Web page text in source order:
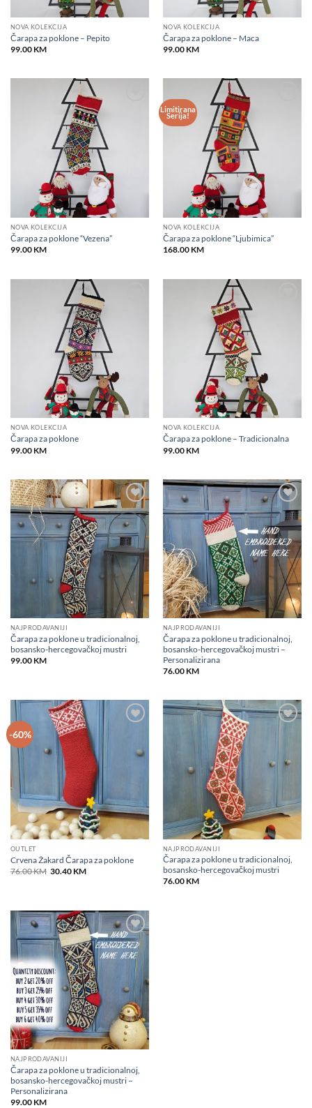
NOVA KOLEKCIJA
Čarapa za poklone – Pepito
99.00 KM
NOVA KOLEKCIJA
Čarapa za poklone – Maca
99.00 KM
NOVA KOLEKCIJA
Čarapa za poklone “Vezena”
99.00 KM
Limitirana
Serija!
NOVA KOLEKCIJA
Čarapa za poklone “Ljubimica”
168.00 KM
NOVA KOLEKCIJA
Čarapa za poklone
99.00 KM
NOVA KOLEKCIJA
Čarapa za poklone – Tradicionalna
99.00 KM
Add to
wishlist
NAJPRODAVANIJI
Čarapa za poklone u tradicionalnoj,
bosansko-hercegovačkoj mustri
99.00 KM
Add to
wishlist
NAJPRODAVANIJI
Čarapa za poklone u tradicionalnoj,
bosansko-hercegovačkoj mustri –
Personalizirana
76.00 KM
-60%
OUTLET
Crvena Žakard Čarapa za poklone
76.00KM Original
30.40 KMCurrent
NAJPRODAVANIJI
Čarapa za poklone u tradicionalnoj,
bosansko-hercegovačkoj mustri
76.00 KM
Add to
wishlist
NAJPRODAVANIJI
Čarapa za poklone u tradicionalnoj,
bosansko-hercegovačkoj mustri –
Personalizirana
99.00 KM